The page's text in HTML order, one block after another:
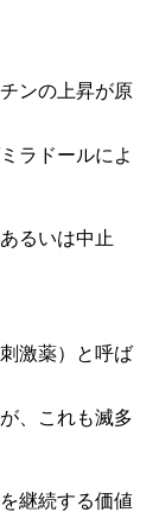
ンの上昇が原
ラドールによ
るいは中止
激薬）と呼ば
、これも滅多
継続する価値